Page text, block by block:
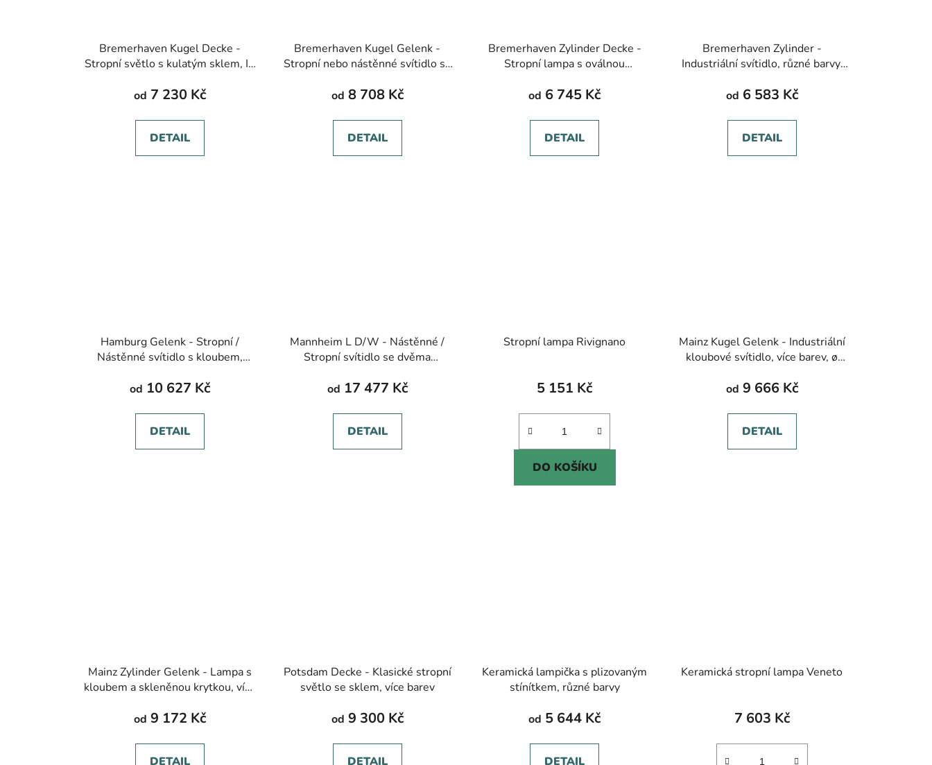
Bremerhaven Kugel Decke -
Stropní světlo s kulatým sklem, IP
od 7 230 Kč
DETAIL
Bremerhaven Kugel Gelenk -
Stropní nebo nástěnné svítidlo se
od 8 708 Kč
DETAIL
Bremerhaven Zylinder Decke -
Stropní lampa s oválnou
barev
od 6 745 Kč
DETAIL
Bremerhaven Zylinder -
Industriální svítidlo, různé barvy,
od 6 583 Kč
DETAIL
Hamburg Gelenk - Stropní /
Nástěnné svítidlo s kloubem,
od 10 627 Kč
DETAIL
Mannheim L D/W - Nástěnné /
Stropní svítidlo se dvěma
od 17 477 Kč
DETAIL
Stropní lampa Rivignano
5 151 Kč
DO KOŠÍKU
Mainz Kugel Gelenk - Industriální
kloubové svítidlo, více barev, ø
od 9 666 Kč
DETAIL
Mainz Zylinder Gelenk - Lampa s
kloubem a skleněnou krytkou, více
od 9 172 Kč
DETAIL
Potsdam Decke - Klasické stropní
světlo se sklem, více barev
od 9 300 Kč
DETAIL
Keramická lampička s plizovaným
stínítkem, různé barvy
od 5 644 Kč
DETAIL
Keramická stropní lampa Veneto
7 603 Kč